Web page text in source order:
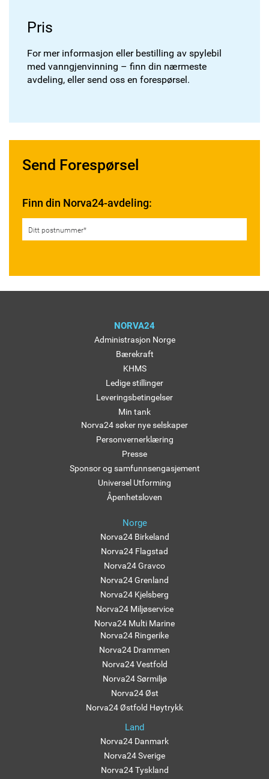
Pris
For mer informasjon eller bestilling av spylebil
med vanngjenvinning – finn din nærmeste
avdeling, eller send oss en forespørsel.
Send Forespørsel
Finn din Norva24-avdeling:
NORVA24
Administrasjon Norge
Bærekraft
KHMS
Ledige stillinger
Leveringsbetingelser
Min tank
Norva24 søker nye selskaper
Personvernerklæring
Presse
Sponsor og samfunnsengasjement
Universel Utforming
Åpenhetsloven
Norge
Norva24 Birkeland
Norva24 Flagstad
Norva24 Gravco
Norva24 Grenland
Norva24 Kjelsberg
Norva24 Miljøservice
Norva24 Multi Marine
Norva24 Ringerike
Norva24 Drammen
Norva24 Vestfold
Norva24 Sørmiljø
Norva24 Øst
Norva24 Østfold Høytrykk
Land
Norva24 Danmark
Norva24 Sverige
Norva24 Tyskland